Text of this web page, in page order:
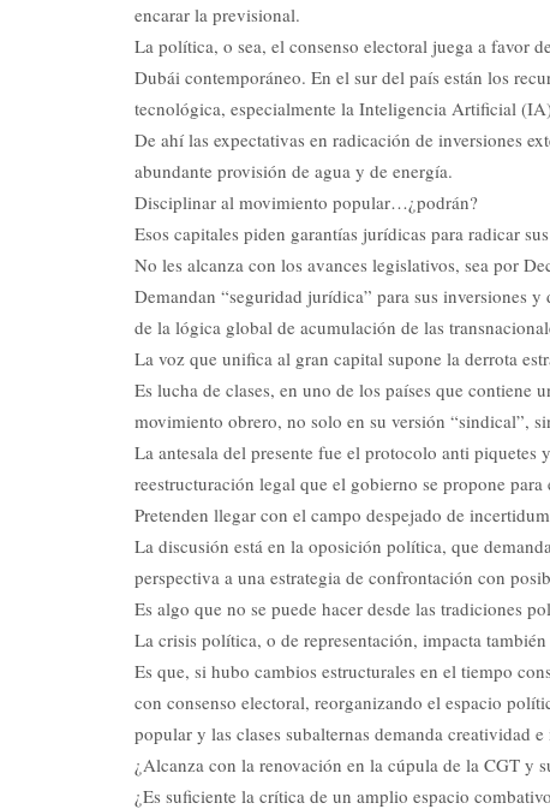
encarar la previsional.
La política, o sea, el consenso electoral juega a favor
Dubái contemporáneo. En el sur del país están los
tecnológica, especialmente la Inteligencia Artificial
De ahí las expectativas en radicación de inversiones
abundante provisión de agua y de energía.
Disciplinar al movimiento popular…¿podrán?
Esos capitales piden garantías jurídicas para radicar
No les alcanza con los avances legislativos, sea por
Demandan “seguridad jurídica” para sus inversiones
de la lógica global de acumulación de las
La voz que unifica al gran capital supone la derrota
Es lucha de clases, en uno de los países que contiene
movimiento obrero, no solo en su versión “sindical”,
La antesala del presente fue el protocolo anti
reestructuración legal que el gobierno se propone para
Pretenden llegar con el campo despejado de
La discusión está en la oposición política, que
perspectiva a una estrategia de confrontación con
Es algo que no se puede hacer desde las tradiciones
La crisis política, o de representación, impacta
Es que, si hubo cambios estructurales en el tiempo
con consenso electoral, reorganizando el espacio
popular y las clases subalternas demanda creatividad
¿Alcanza con la renovación en la cúpula de la CGT y
¿Es suficiente la crítica de un amplio espacio